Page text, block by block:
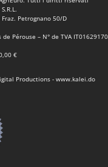
Petrognano 50/D
Pérouse – N° de TVA
€
Productions - www.kalei.do